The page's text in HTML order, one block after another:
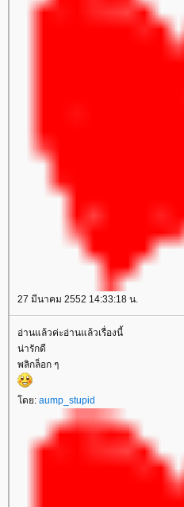
27 มีนาคม 2552 14:33:18 น.
อ่านแล้วค่ะอ่านแล้วเรื่องนี้
น่ารักดี
พลิกล็อก ๆ
ดย: aump_stupid